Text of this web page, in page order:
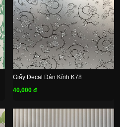
Giấy Decal Dán Kính K78
40,000 đ